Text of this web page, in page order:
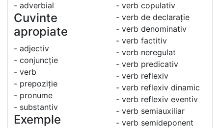
- adverbial
Cuvinte
apropiate
- adjectiv
- conjuncție
- verb
- prepoziție
- pronume
- substantiv
Exemple
- verb copulativ
- verb de declarație
- verb denominativ
- verb factitiv
- verb neregulat
- verb predicativ
- verb reflexiv
- verb reflexiv dinamic
- verb reflexiv eventiv
- verb semiauxiliar
- verb semideponent